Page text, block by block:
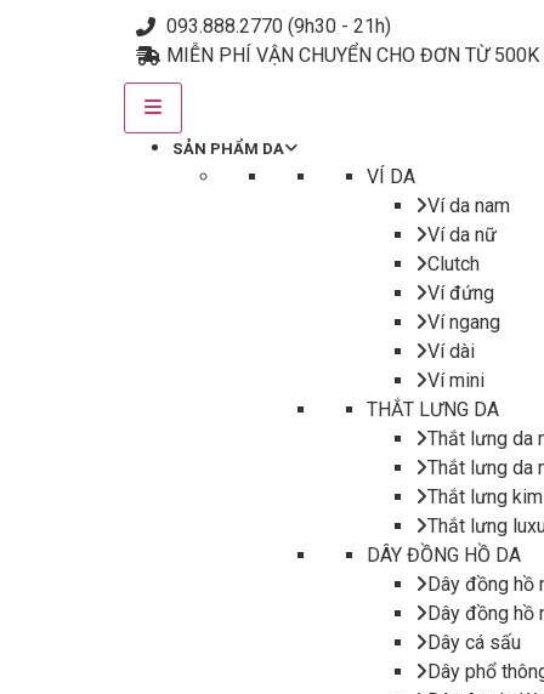
093.888.2770 (9h30 - 21h)
MIỄN PHÍ VẬN CHUYỂN CHO ĐƠN TỪ 500K
SẢN PHẨM DA
VÍ DA
Ví da nam
Ví da nữ
Clutch
Ví đứng
Ví ngang
Ví dài
Ví mini
THẮT LƯNG DA
Thắt lưng da
Thắt lưng da
Thắt lưng kim
Thắt lưng
DÂY ĐỒNG HỒ DA
Dây đồng hồ
Dây đồng hồ
Dây cá sấu
Dây phổ